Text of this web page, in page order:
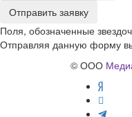
Отправить заявку
Поля, обозначенные
Отправляя данную форму
© ООО